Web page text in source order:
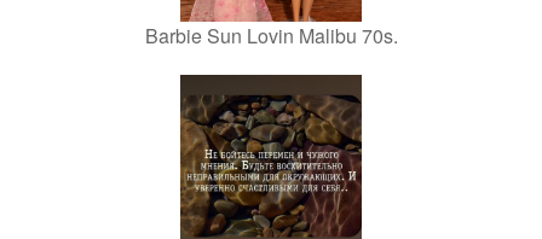
Barbie Sun Lovin Malibu 70s.